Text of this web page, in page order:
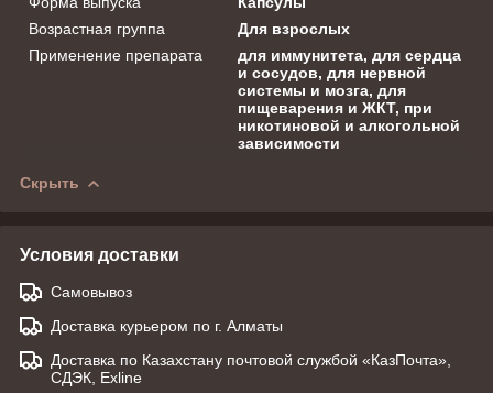
Возрастная группа
Для взрослых
Применение препарата
для иммунитета, для сердца
и сосудов, для нервной
системы и мозга, для
пищеварения и ЖКТ, при
никотиновой и алкогольной
зависимости
Скрыть
Условия доставки
Самовывоз
Доставка курьером по г. Алматы
Доставка по Казахстану почтовой службой «КазПочта»,
СДЭК, Exline